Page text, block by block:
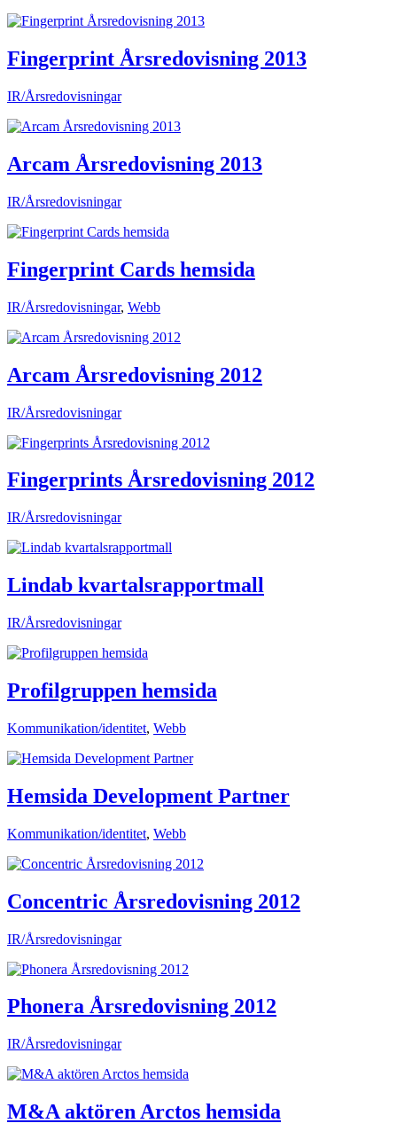
Fingerprint Årsredovisning 2013
IR/Årsredovisningar
Arcam Årsredovisning 2013
IR/Årsredovisningar
Fingerprint Cards hemsida
IR/Årsredovisningar, Webb
Arcam Årsredovisning 2012
IR/Årsredovisningar
Fingerprints Årsredovisning 2012
IR/Årsredovisningar
Lindab kvartalsrapportmall
IR/Årsredovisningar
Profilgruppen hemsida
Kommunikation/identitet, Webb
Hemsida Development Partner
Kommunikation/identitet, Webb
Concentric Årsredovisning 2012
IR/Årsredovisningar
Phonera Årsredovisning 2012
IR/Årsredovisningar
M&A aktören Arctos hemsida